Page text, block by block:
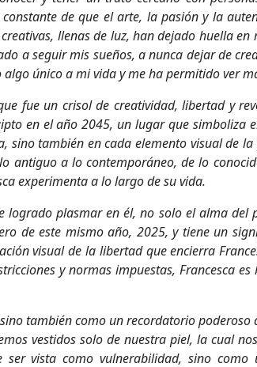
de que el arte, la pasión y la
llenas de luz, han dejado huella
a seguir mis sueños, a nunca dejar de
único a mi vida y me ha permitido ver
fue un crisol de creatividad, libertad y
en el año 2045, un lugar que simboliza
sino también en cada elemento visual de
antiguo a lo contemporáneo, de lo
experimenta a lo largo de su vida.
plasmar en él, no solo el alma del
de este mismo año, 2025, y tiene un
visual de la libertad que encierra
y normas impuestas, Francesca
también como un recordatorio
vestidos solo de nuestra piel, la cual
vista como vulnerabilidad, sino